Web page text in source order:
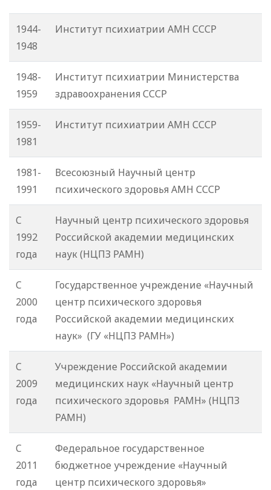
1944-
1948
Институт психиатрии АМН СССР
1948-
1959
Институт психиатрии Министерства
здравоохранения СССР
1959-
1981
Институт психиатрии АМН СССР
1981-
1991
Всесоюзный Научный центр
психического здоровья АМН СССР
C
1992
года
Научный центр психического здоровья
Российской академии медицинских
наук (НЦПЗ РАМН)
C
2000
года
Государственное учреждение «Научный
центр психического здоровья
Российской академии медицинских
наук» (ГУ «НЦПЗ РАМН»)
C
2009
года
Учреждение Российской академии
медицинских наук «Научный центр
психического здоровья РАМН» (НЦПЗ
РАМН)
C
2011
года
Федеральное государственное
бюджетное учреждение «Научный
центр психического здоровья»